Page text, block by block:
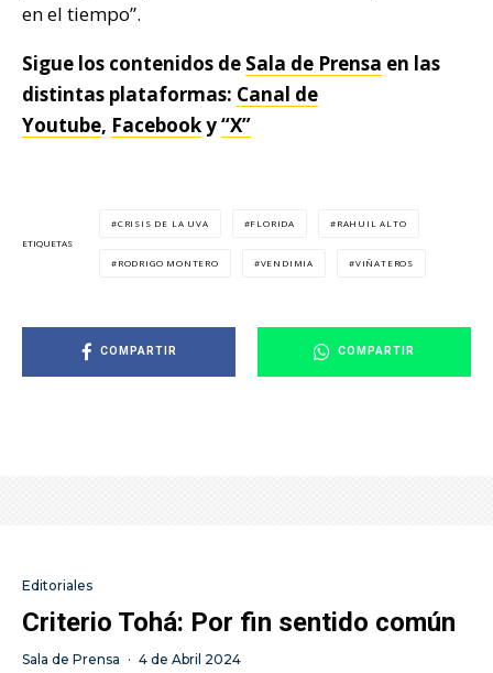
en el tiempo”.
Sigue los contenidos de Sala de Prensa en las
distintas plataformas: Canal de
Youtube, Facebooky“X”
ETIQUETAS
CRISIS DE LA UVA FLORIDA RAHUIL ALTO
RODRIGO MONTERO VENDIMIA VIÑATEROS
COMPARTIR COMPARTIR
Editoriales
Criterio Tohá: Por fin sentido común
Sala de Prensa · 4 de Abril 2024